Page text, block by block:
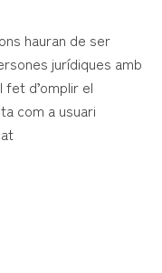
hauran de ser
jurídiques amb
d’omplir el
com a usuari